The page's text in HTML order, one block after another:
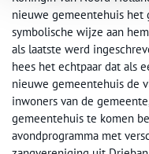
nieuwe gemeentehuis het
symbolische wijze aan
als laatste werd
hees het echtpaar dat als
nieuwe gemeentehuis de
inwoners van de
gemeentehuis te komen
avondprogramma met